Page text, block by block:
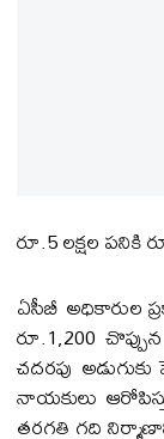
రూ.5 లక్షల పనికి
ఏసీబీ అధికారుల
రూ.1,200
చదరపు
నాయకులు
తరగతి గది